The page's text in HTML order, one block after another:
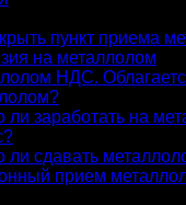
пункт приема
на металлолом
НДС.
ли заработать на
ли сдавать
прием